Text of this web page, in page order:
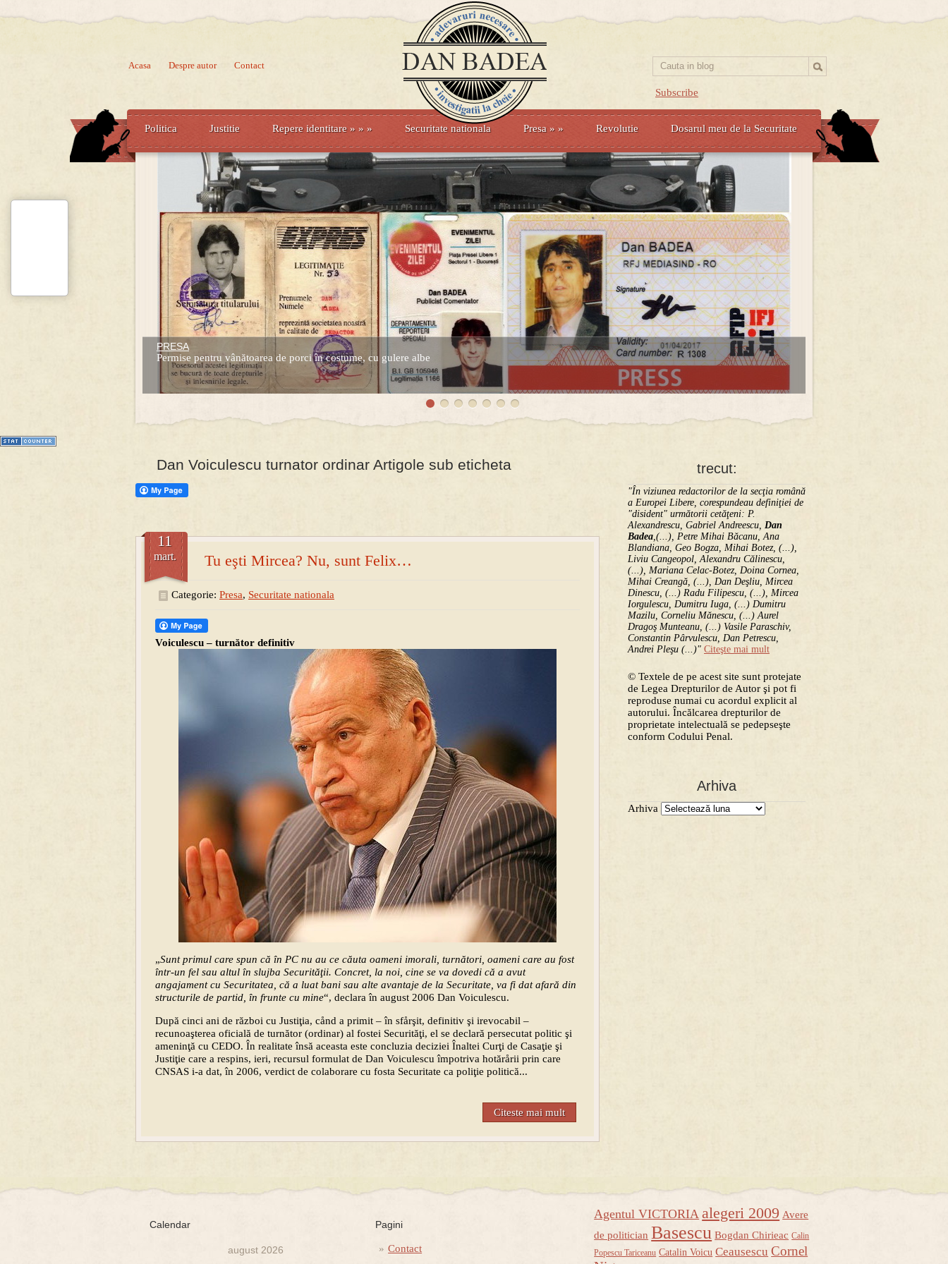
Subscribe
Acasa Despre autor Contact
Politica Justitie Repere identitare » » » Securitate nationala Presa » » Revolutie Dosarul meu de la Securitate
PRESA
Permise pentru vânătoarea de porci în costume, cu gulere albe
Prima mea carte publicata (Nemira)
Averea Presedintelui: prima lucrare despre controversatele conturi secrete ale Securitatii.
trecut:
"În viziunea redactorilor de la secţia română
a Europei Libere, corespundeau definiţiei de
"disident" următorii ce­tă­ţeni: P.
Alexandrescu, Gabriel Andreescu, Dan
Badea,(...), Petre Mihai Băcanu, Ana
Blandiana, Geo Bogza, Mihai Botez, (...),
Liviu Cangeopol, Alexandru Călinescu,
(...), Mariana Celac-Botez, Doina Cornea,
Mihai Creangă, (...), Dan Deşliu, Mircea
Dinescu, (...) Radu Filipescu, (...), Mircea
Iorgulescu, Dumitru Iuga, (...) Dumitru
Mazilu, Corneliu Mănescu, (...) Aurel
Dragoş Munteanu, (...) Vasile Paraschiv,
Constantin Pârvulescu, Dan Petrescu,
Andrei Pleşu (...)" Citeşte mai mult
© Textele de pe acest site sunt protejate
de Legea Drepturilor de Autor şi pot fi
reproduse numai cu acordul explicit al
autorului. Încălcarea drepturilor de
proprietate intelectuală se pedepseşte
conform Codului Penal.
Arhiva
Arhiva
Dan Voiculescu turnator ordinar Artigole sub eticheta
Tu eşti Mircea? Nu, sunt Felix…
11
mart.
Categorie: Presa, Securitate nationala
Voiculescu – turnător definitiv
„Sunt primul care spun că în PC nu au ce căuta oameni imorali, turnători, oameni care au fost
într-un fel sau altul în slujba Securităţii. Concret, la noi, cine se va dovedi că a avut
angajament cu Securitatea, că a luat bani sau alte avantaje de la Securitate, va fi dat afară din
structurile de partid, în frunte cu mine“, declara în august 2006 Dan Voiculescu.
După cinci ani de război cu Justiţia, cånd a primit – în sfårşit, definitiv şi irevocabil –
recunoaşterea oficială de turnător (ordinar) al fostei Securităţi, el se declară persecutat politic şi
ameninţă cu CEDO. În realitate însă aceasta este concluzia deciziei Înaltei Curţi de Casaţie şi
Justiţie care a respins, ieri, recursul formulat de Dan Voiculescu împotriva hotărårii prin care
CNSAS i-a dat, în 2006, verdict de colaborare cu fosta Securitate ca poliţie politică...
Citeste mai mult
Calendar
august 2026
Pagini
Contact
Agentul VICTORIA alegeri 2009 Avere
de politician Basescu Bogdan Chirieac Calin
Popescu Tariceanu Catalin Voicu Ceausescu Cornel